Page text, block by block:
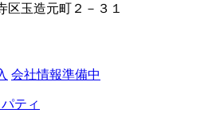
区玉造元町２－３１
会社情報準備中
ティ